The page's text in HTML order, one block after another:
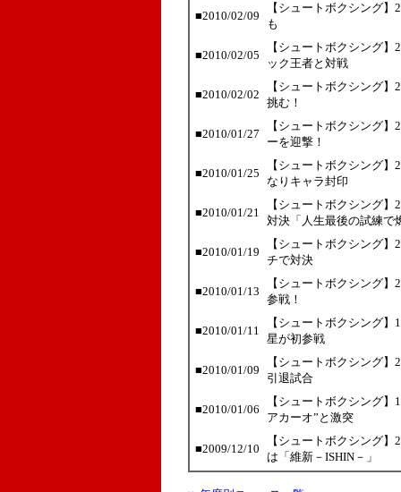
■2010/02/09
【シュートボクシング
も
■2010/02/05
【シュートボクシング
ック王者と対戦
■2010/02/02
【シュートボクシング
挑む！
■2010/01/27
【シュートボクシング
ーを迎撃！
■2010/01/25
【シュートボクシング
なりキャラ封印
■2010/01/21
【シュートボクシング
対決「人生最後の試練で
■2010/01/19
【シュートボクシング
チで対決
■2010/01/13
【シュートボクシング
参戦！
■2010/01/11
【シュートボクシング
星が初参戦
■2010/01/09
【シュートボクシング
引退試合
■2010/01/06
【シュートボクシング
アカーオ”と激突
■2009/12/10
【シュートボクシング
は「維新－ISHIN－」